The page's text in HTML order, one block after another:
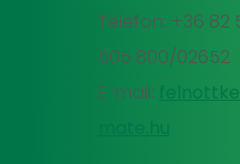
Telefon: +36 82
505 800/02652
E-mail: